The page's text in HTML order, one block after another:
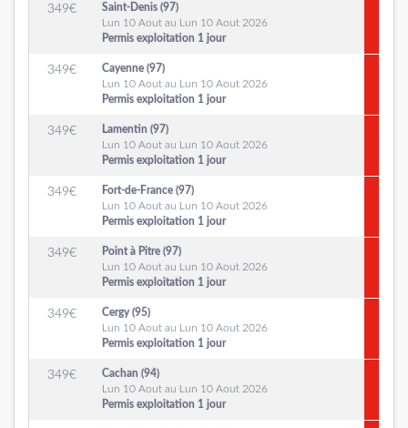
349€
Saint-Denis (97)
Lun 10 Aout au Lun 10 Aout 2026
Permis exploitation 1 jour
349€
Cayenne (97)
Lun 10 Aout au Lun 10 Aout 2026
Permis exploitation 1 jour
349€
Lamentin (97)
Lun 10 Aout au Lun 10 Aout 2026
Permis exploitation 1 jour
349€
Fort-de-France (97)
Lun 10 Aout au Lun 10 Aout 2026
Permis exploitation 1 jour
349€
Point à Pitre (97)
Lun 10 Aout au Lun 10 Aout 2026
Permis exploitation 1 jour
349€
Cergy (95)
Lun 10 Aout au Lun 10 Aout 2026
Permis exploitation 1 jour
349€
Cachan (94)
Lun 10 Aout au Lun 10 Aout 2026
Permis exploitation 1 jour